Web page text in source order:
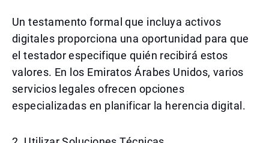
Un testamento formal que incluya activos
digitales proporciona una oportunidad para que
el testador especifique quién recibirá estos
valores. En los Emiratos Árabes Unidos, varios
servicios legales ofrecen opciones
especializadas en planificar la herencia digital.